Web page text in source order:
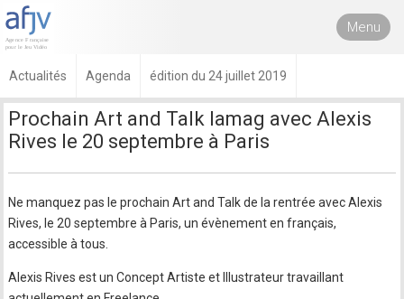
Menu
Actualités Agenda édition du 24 juillet 2019
Prochain Art and Talk Iamag avec Alexis
Rives le 20 septembre à Paris
Ne manquez pas le prochain Art and Talk de la rentrée avec Alexis
Rives, le 20 septembre à Paris, un évènement en français,
accessible à tous.
Alexis Rives est un Concept Artiste et Illustrateur travaillant